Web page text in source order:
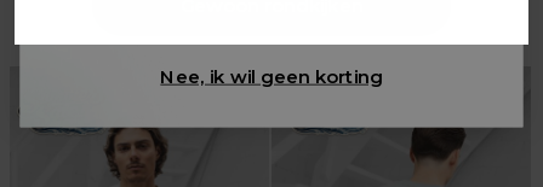
Nee, ik wil geen korting